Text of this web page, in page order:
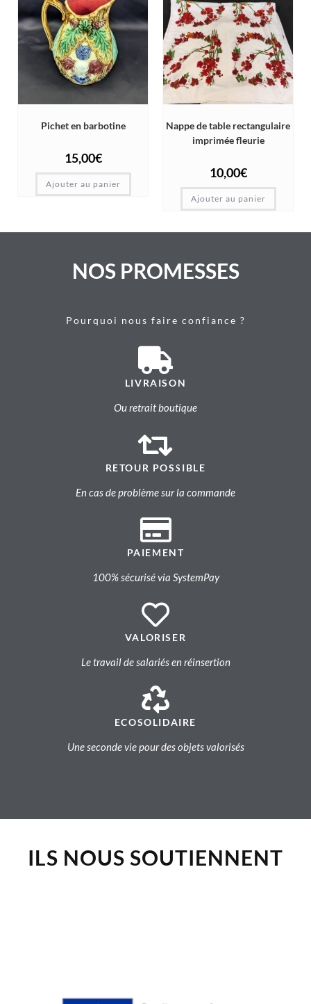
Pichet en barbotine
15,00€
Ajouter au panier
Nappe de table rectangulaire
imprimée fleurie
10,00€
Ajouter au panier
NOS PROMESSES
Pourquoi nous faire confiance ?
LIVRAISON
Ou retrait boutique
RETOUR POSSIBLE
En cas de problème sur la commande
PAIEMENT
100% sécurisé via SystemPay
VALORISER
Le travail de salariés en réinsertion
ECOSOLIDAIRE
Une seconde vie pour des objets valorisés
ILS NOUS SOUTIENNENT